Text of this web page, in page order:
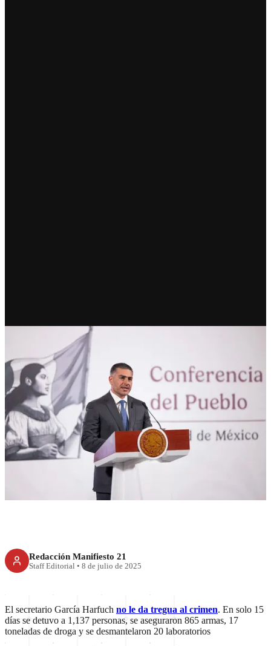
RECIENTE
Harfuch intensifica operativos
contra delincuencia
Redacción Manifiesto 21
Staff Editorial • 8 de julio de 2025
El secretario García Harfuch no le da tregua al crimen. En solo 15
días se detuvo a 1,137 personas, se aseguraron 865 armas, 17
toneladas de droga y se desmantelaron 20 laboratorios